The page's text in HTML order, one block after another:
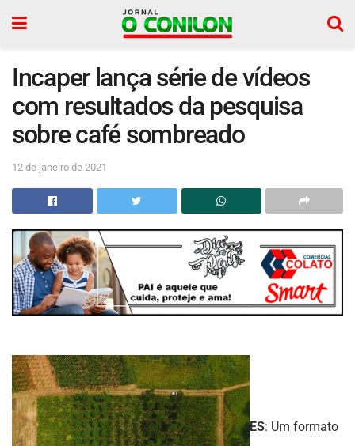
Incaper lança série de vídeos
com resultados da pesquisa
sobre café sombreado
12 de janeiro de 2021
ES: Um formato